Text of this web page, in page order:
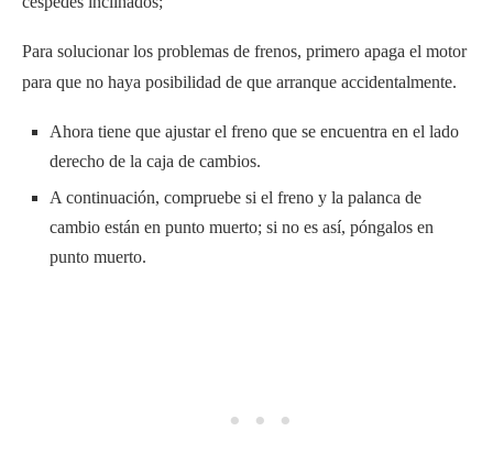
Para solucionar los problemas de frenos, primero apaga el motor
para que no haya posibilidad de que arranque accidentalmente.
Ahora tiene que ajustar el freno que se encuentra en el lado
derecho de la caja de cambios.
A continuación, compruebe si el freno y la palanca de
cambio están en punto muerto; si no es así, póngalos en
punto muerto.